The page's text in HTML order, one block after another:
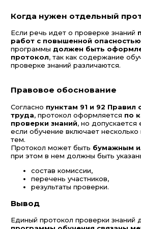
Когда нужен отдельный
Если речь идет о проверке знаний
работ с повышенной опасностью
программы должен быть
протокол, так как содержание
проверке знаний различаются.
Правовое обоснование
Согласно пунктам 91 и 92 Правил
труда, протокол оформляется по
проверки знаний, но
если обучение включает несколько
тем.
Протокол может быть бумажным
при этом в нем должны быть
состав комиссии,
перечень участников,
результаты проверки.
Вывод
Единый протокол проверки знаний